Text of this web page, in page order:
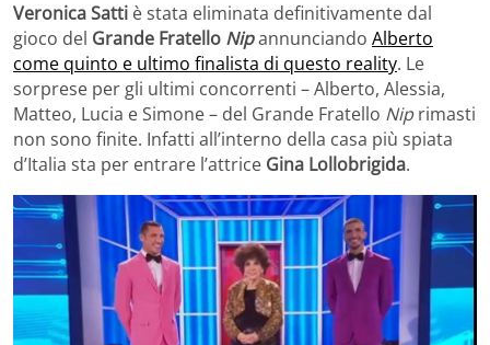
Veronica Satti è stata eliminata definitivamente dal
gioco del Grande Fratello Nipannunciando Alberto
come quinto e ultimo finalista di questo reality. Le
sorprese per gli ultimi concorrenti – Alberto, Alessia,
Matteo, Lucia e Simone – del Grande Fratello Niprimasti
non sono finite. Infatti all’interno della casa più spiata
d’Italia sta per entrare l’attrice Gina Lollobrigida.